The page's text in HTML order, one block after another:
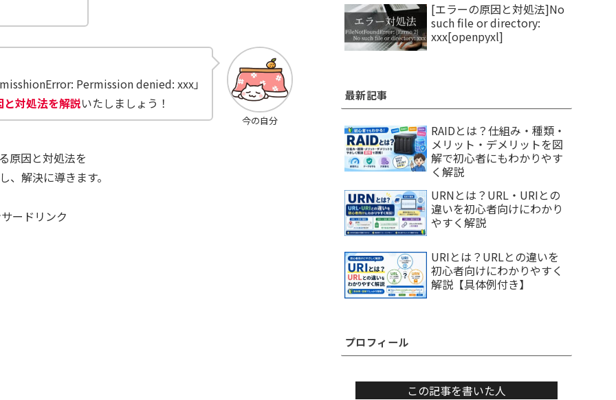
今の自分
Permission denied: xxx」
と対処法を解説いたしましょう！
原因と対処法を
解決に導きます。
ードリンク
[エラーの原因と対処法]No
such file or directory:
xxx[openpyxl]
最新記事
RAIDとは？仕組み・種類・
メリット・デメリットを図
解で初心者にもわかりやす
く解説
URNとは？URL・URIとの
違いを初心者向けにわかり
やすく解説
URIとは？URLとの違いを
初心者向けにわかりやすく
解説【具体例付き】
プロフィール
この記事を書いた人